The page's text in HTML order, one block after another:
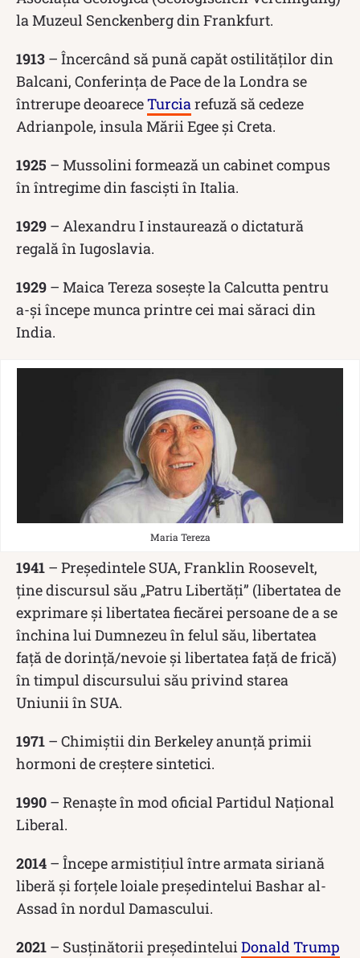
la Muzeul Senckenberg din Frankfurt.
1913 – Încercând să pună capăt ostilităților din
Balcani, Conferința de Pace de la Londra se
întrerupe deoareceTurcia refuză să cedeze
Adrianpole, insula Mării Egee și Creta.
1925 – Mussolini formează un cabinet compus
în întregime din fasciști în Italia.
1929 – Alexandru I instaurează o dictatură
regală în Iugoslavia.
1929 – Maica Tereza sosește la Calcutta pentru
a-și începe munca printre cei mai săraci din
India.
Maria Tereza
1941 – Președintele SUA, Franklin Roosevelt,
ține discursul său „Patru Libertăți” (libertatea de
exprimare și libertatea fiecărei persoane de a se
închina lui Dumnezeu în felul său, libertatea
față de dorință/nevoie și libertatea față de frică)
în timpul discursului său privind starea
Uniunii în SUA.
1971 – Chimiștii din Berkeley anunță primii
hormoni de creștere sintetici.
1990 – Renaște în mod oficial Partidul Național
Liberal.
2014 – Începe armistițiul între armata siriană
liberă și forțele loiale președintelui Bashar al-
Assad în nordul Damascului.
2021 – Susținătorii președinteluiDonald Trump